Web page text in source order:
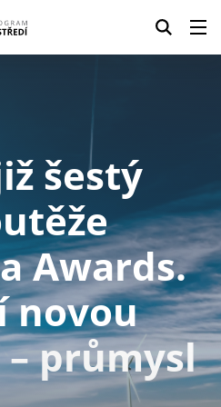
šestý
Awards.
novou
průmysl